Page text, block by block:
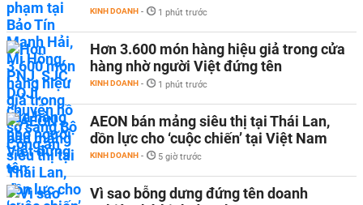
KINH DOANH - 1 phút trước
Hơn 3.600 món hàng hiệu giả trong cửa
hàng nhờ người Việt đứng tên
KINH DOANH - 1 phút trước
AEON bán mảng siêu thị tại Thái Lan,
dồn lực cho ‘cuộc chiến’ tại Việt Nam
KINH DOANH - 5 giờ trước
Vì sao bỗng dưng đứng tên doanh